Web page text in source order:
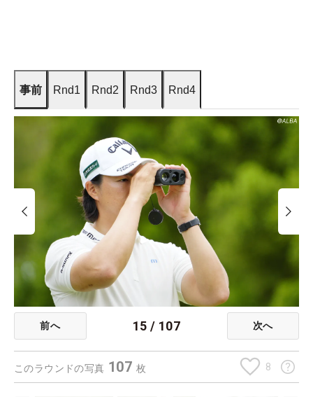
事前 Rnd1 Rnd2 Rnd3 Rnd4
前へ 15 / 107 次へ
このラウンドの写真 107 枚 8